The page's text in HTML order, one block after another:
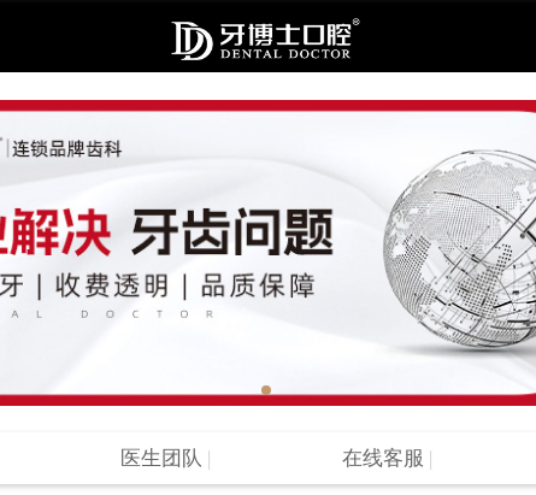
医生团队 在线客服